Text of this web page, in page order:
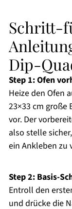
Schritt-
Dip-
Step 1: Ofen
Heize den Ofen
23×33 cm große
vor. Der
also stelle
ein Ankleben zu
Step 2: Basis-
Entroll den
und drücke die